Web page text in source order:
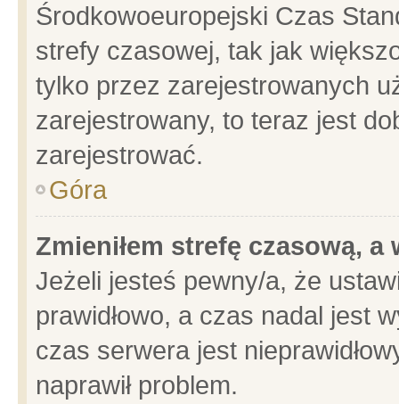
Środkowoeuropejski Czas
strefy czasowej, tak jak
tylko przez zarejestrowanych
zarejestrowany, to teraz jest
zarejestrować.
Góra
Zmieniłem strefę czasową,
Jeżeli jesteś pewny/a, że
prawidłowo, a czas nadal jest
czas serwera jest
naprawił problem.